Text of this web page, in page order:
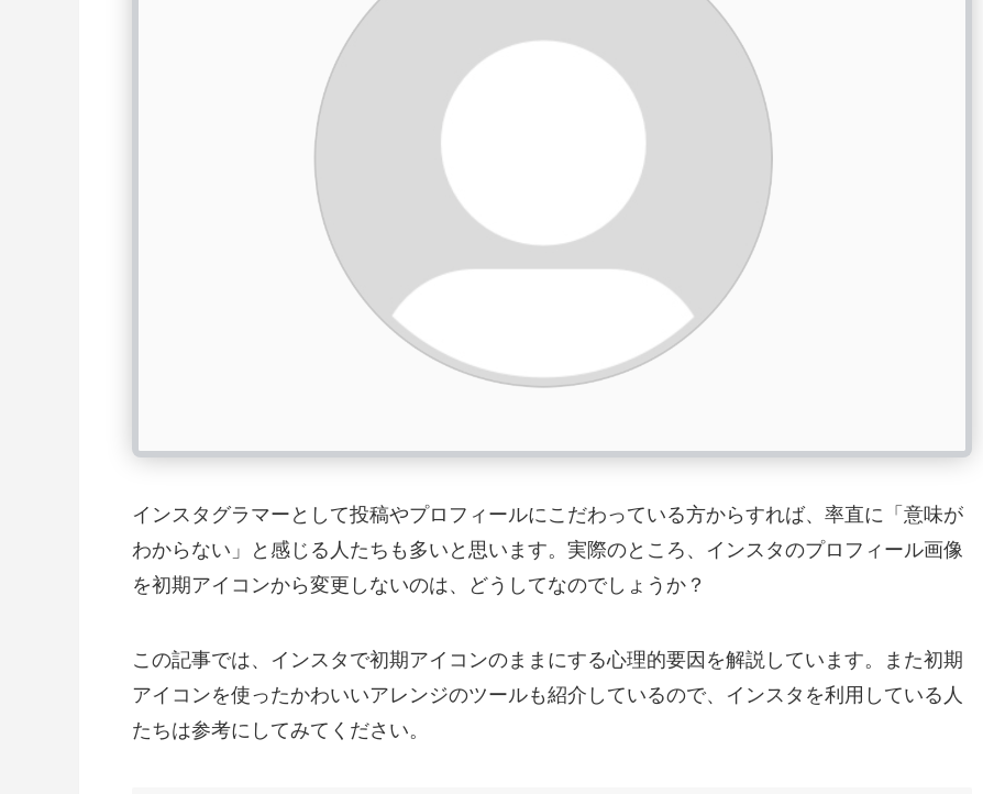
インスタグラマーとして投稿やプロフィールにこだわっている方からすれば、率直に「意味が
わからない」と感じる人たちも多いと思います。実際のところ、インスタのプロフィール画像
を初期アイコンから変更しないのは、どうしてなのでしょうか？
この記事では、インスタで初期アイコンのままにする心理的要因を解説しています。また初期
アイコンを使ったかわいいアレンジのツールも紹介しているので、インスタを利用している人
たちは参考にしてみてください。